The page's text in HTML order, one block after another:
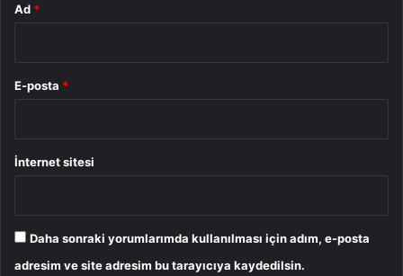
Ad *
E-posta *
İnternet sitesi
Daha sonraki yorumlarımda kullanılması için adım, e-posta
adresim ve site adresim bu tarayıcıya kaydedilsin.